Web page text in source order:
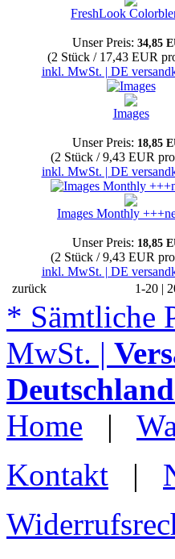
FreshLook
Unser Preis: 34,85
(2 Stück / 17,43 EUR
inkl. MwSt. | DE
Images
Unser Preis: 18,85
(2 Stück / 9,43 EUR
inkl. MwSt. | DE
Images Monthly
Unser Preis: 18,85
(2 Stück / 9,43 EUR
inkl. MwSt. | DE
zurück
1-20 |
* Sämtliche
MwSt. |
Deutschland
Home |
Kontakt |